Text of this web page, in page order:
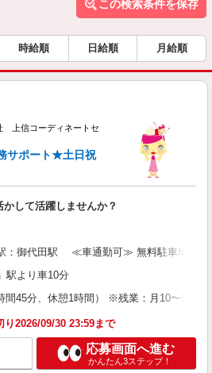
この検索条件を保存
時給順 日給順 月給順
上信コーディネートセ
サポート★土日祝
して活躍しませんか？
：御代田駅 ≪車通勤可≫ 無料駐車場あり
駅より車10分
間45分、休憩1時間） ※残業：月10〜10
り2026/09/30 23:59まで
応募画面へ進む
かんたん3ステップ！